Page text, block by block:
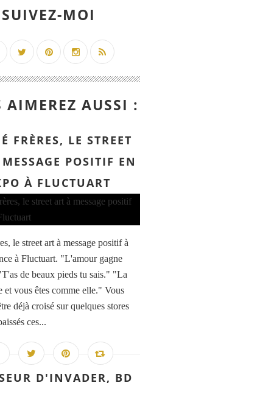
SUIVEZ-MOI
AIMEREZ AUSSI :
FRÈRES, LE STREET
POSITIF EN
À FLUCTUART
le street art à message positif à
à Fluctuart. "L'amour gagne
de beaux pieds tu sais." "La
et vous êtes comme elle." Vous
déjà croisé sur quelques stores
ces...
D'INVADER, BD